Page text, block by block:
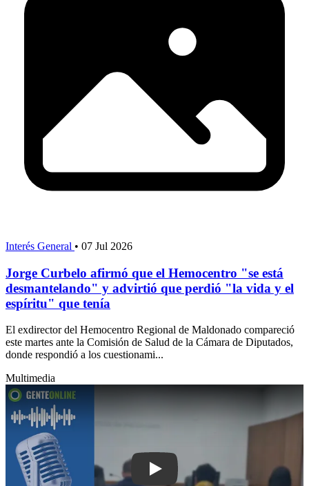
Interés General • 07 Jul 2026
Jorge Curbelo afirmó que el Hemocentro "se está
desmantelando" y advirtió que perdió "la vida y el
espíritu" que tenía
El exdirector del Hemocentro Regional de Maldonado compareció
este martes ante la Comisión de Salud de la Cámara de Diputados,
donde respondió a los cuestionami...
Multimedia
Play: Arresto domiciliario total para